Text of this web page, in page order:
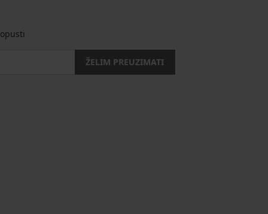
ŽELIM PREUZIMATI